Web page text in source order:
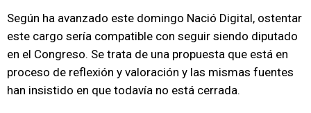
Según ha avanzado este domingo Nació Digital, ostentar
este cargo sería compatible con seguir siendo diputado
en el Congreso. Se trata de una propuesta que está en
proceso de reflexión y valoración y las mismas fuentes
han insistido en que todavía no está cerrada.